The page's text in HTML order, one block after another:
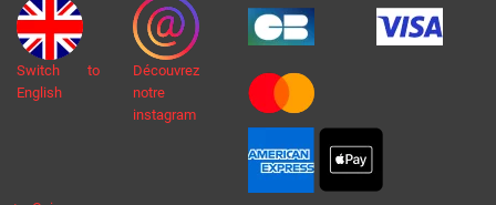
Switch to
English
Découvrez
notre
instagram